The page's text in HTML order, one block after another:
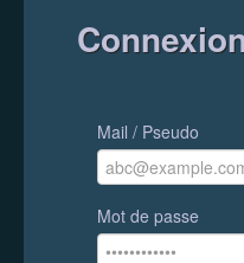
Mail / Pseudo
Mot de passe